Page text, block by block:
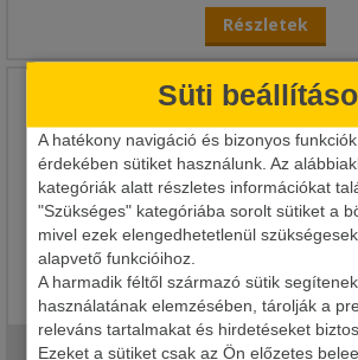
Süti
A hatékony navigáció és bizonyos
érdekében sütiket használunk. Az
kategóriák alatt részletes információkat
"Szükséges" kategóriába sorolt sütiket a
mivel ezek elengedhetetlenül
alapvető funkcióihoz.
A harmadik féltől származó sütik
használatának elemzésében, tárolják a
releváns tartalmakat és hirdetéseket
Ezeket a sütiket csak az Ön előzetes
Részletek
CARP EXPERT SMART
18 990 Ft